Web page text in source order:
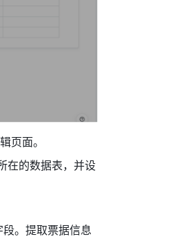
页面。
在的数据表，并设
。提取票据信息